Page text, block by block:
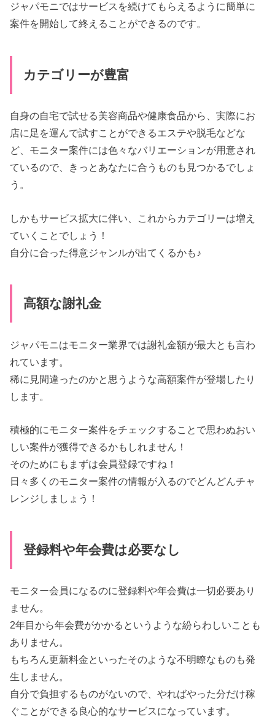
ジャパモニではサービスを続けてもらえるように簡単に
案件を開始して終えることができるのです。
カテゴリーが豊富
自身の自宅で試せる美容商品や健康食品から、実際にお
店に足を運んで試すことができるエステや脱毛などな
ど、モニター案件には色々なバリエーションが用意され
ているので、きっとあなたに合うものも見つかるでしょ
う。
しかもサービス拡大に伴い、これからカテゴリーは増え
ていくことでしょう！
自分に合った得意ジャンルが出てくるかも♪
高額な謝礼金
ジャパモニはモニター業界では謝礼金額が最大とも言わ
れています。
稀に見間違ったのかと思うような高額案件が登場したり
します。
積極的にモニター案件をチェックすることで思わぬおい
しい案件が獲得できるかもしれません！
そのためにもまずは会員登録ですね！
日々多くのモニター案件の情報が入るのでどんどんチャ
レンジしましょう！
登録料や年会費は必要なし
モニター会員になるのに登録料や年会費は一切必要あり
ません。
2年目から年会費がかかるというような紛らわしいことも
ありません。
もちろん更新料金といったそのような不明瞭なものも発
生しません。
自分で負担するものがないので、やればやった分だけ稼
ぐことができる良心的なサービスになっています。